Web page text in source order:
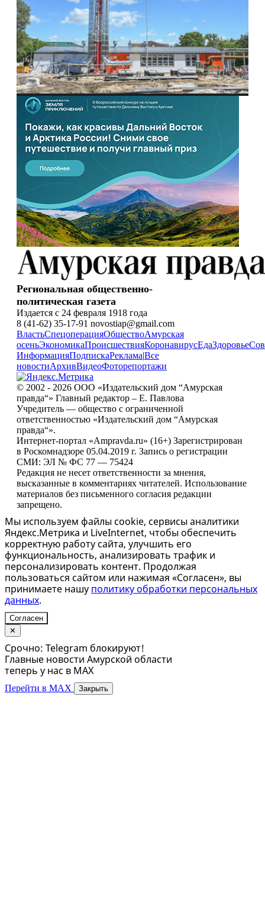
Региональная общественно-
политическая газета
Издается с 24 февраля 1918 года
8 (41-62) 35-17-91 novostiap@gmail.com
ВластьСпецоперацияОбществоАмурская
осеньЭкономикаПроисшествияКоронавирусЕдаЗдоровье
ИнформацияПодпискаРеклама|Все
новостиАрхивВидеоФоторепортажи
© 2002 - 2026 ООО «Издательский дом “Амурская
правда“» Главный редактор – Е. Павлова
Учредитель — общество с ограниченной
ответственностью «Издательский дом “Амурская
правда“».
Интернет-портал «Ampravda.ru» (16+) Зарегистрирован
в Роскомнадзоре 05.04.2019 г. Запись о регистрации
СМИ: ЭЛ № ФС 77 — 75424
Редакция не несет ответственности за мнения,
высказанные в комментариях читателей. Использование
материалов без письменного согласия редакции
запрещено.
Мы используем файлы cookie, сервисы аналитики
Яндекс.Метрика и LiveInternet, чтобы обеспечить
корректную работу сайта, улучшить его
функциональность, анализировать трафик и
персонализировать контент. Продолжая
пользоваться сайтом или нажимая «Согласен», вы
принимаете нашу политику обработки персональных
данных.
Согласен
✕
Срочно: Telegram блокируют!
Главные новости Амурской области
теперь у нас в MAX
Перейти в MAX Закрыть